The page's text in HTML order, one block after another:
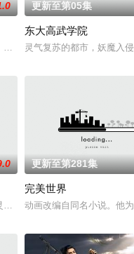
命成婚。两人在洞房夜发起暗
被恋人柳莺儿与将军之子赵
更新至第05集
东大高武学院
灵气复苏的都市，妖魔入
。 高能工作室出品，爱奇艺
然成了关键所在！东方桃子
更新至第281集
完美世界
动画改编自同名小说。他